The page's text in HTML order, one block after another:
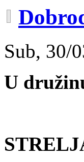
Sub, 30/
U